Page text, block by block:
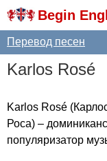
Begin
Перевод песен
Karlos Rosé
Karlos Rosé
Роса) –
популяризатор